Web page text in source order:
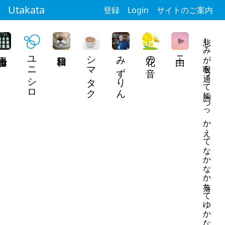
Utakata 登録 Login サイトのご案内
悲しみが喉を通って胸につっかえてなかなか落ちてゆかない
由ニ
花の音
みずりん
シマタク
ユニシロ